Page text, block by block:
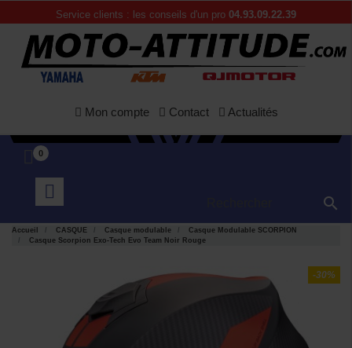
Service clients : les conseils d'un pro 04.93.09.22.39
Mon compte Contact Actualités
0

Accueil CASQUE Casque modulable
Casque Modulable SCORPION
Casque Scorpion Exo-Tech Evo Team Noir Rouge
-30%